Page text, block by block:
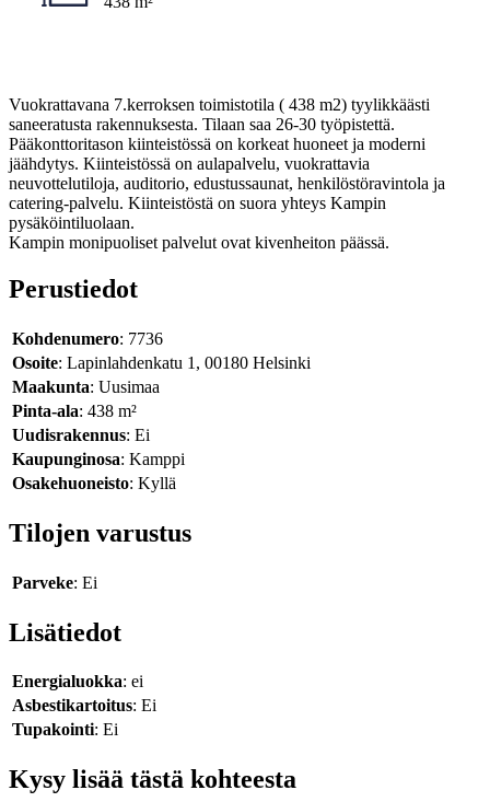
Vuokrattavana 7.kerroksen toimistotila ( 438 m2) tyylikkäästi
saneeratusta rakennuksesta. Tilaan saa 26-30 työpistettä.
Pääkonttoritason kiinteistössä on korkeat huoneet ja moderni
jäähdytys. Kiinteistössä on aulapalvelu, vuokrattavia
neuvottelutiloja, auditorio, edustussaunat, henkilöstöravintola ja
catering-palvelu. Kiinteistöstä on suora yhteys Kampin
pysäköintiluolaan.
Kampin monipuoliset palvelut ovat kivenheiton päässä.
Perustiedot
Kohdenumero: 7736
Osoite: Lapinlahdenkatu 1, 00180 Helsinki
Maakunta: Uusimaa
Pinta-ala: 438 m²
Uudisrakennus: Ei
Kaupunginosa: Kamppi
Osakehuoneisto: Kyllä
Tilojen varustus
Parveke: Ei
Lisätiedot
Energialuokka: ei
Asbestikartoitus: Ei
Tupakointi: Ei
Kysy lisää tästä kohteesta